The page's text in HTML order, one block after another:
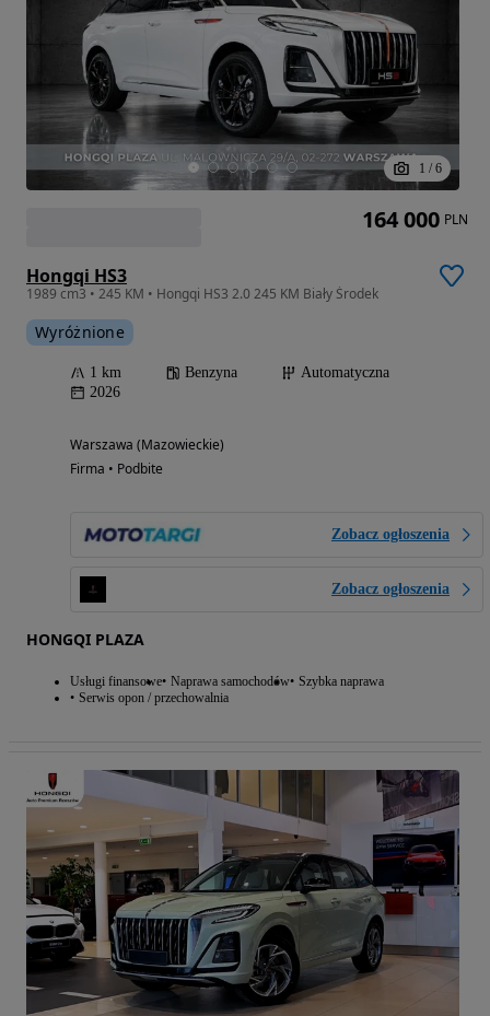
1 / 6
Hongqi HS3
1989 cm3 • 245 KM • Hongqi HS3 2.0 245 KM Biały Środek
Wyróżnione
1 km Benzyna
Automatyczna
2026
Warszawa (Mazowieckie)
Firma • Podbite
Zobacz ogłoszenia
Zobacz ogłoszenia
HONGQI PLAZA
Usługi finansowe Naprawa samochodów Szybka naprawa
Serwis opon / przechowalnia
164 000 PLN